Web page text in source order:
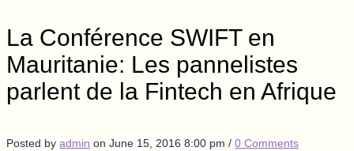
La Conférence SWIFT en
Mauritanie: Les pannelistes
parlent de la Fintech en Afrique
Posted by admin on June 15, 2016 8:00 pm / 0 Comments